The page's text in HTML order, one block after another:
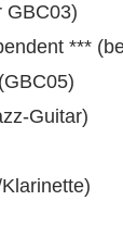
GBC03)
***
Guitar)